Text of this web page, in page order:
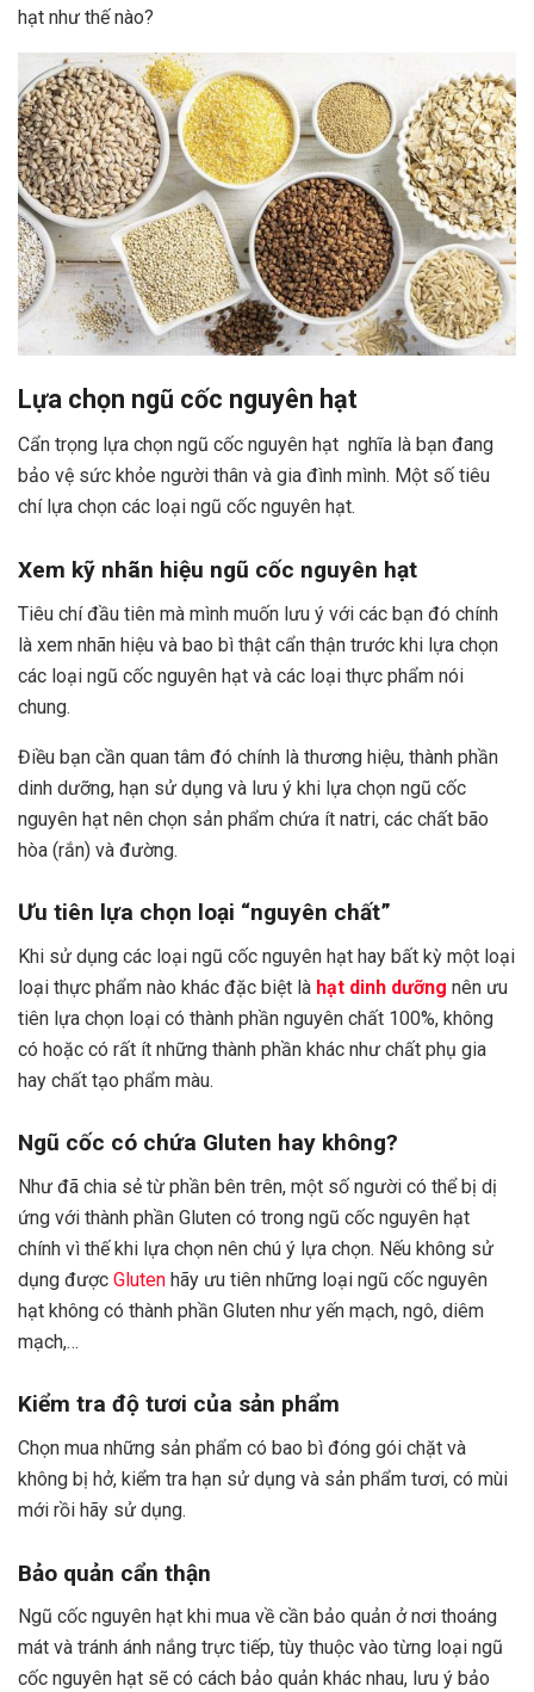
hạt như thế nào?
Lựa chọn ngũ cốc nguyên hạt
Cẩn trọng lựa chọn ngũ cốc nguyên hạt nghĩa là bạn đang
bảo vệ sức khỏe người thân và gia đình mình. Một số tiêu
chí lựa chọn các loại ngũ cốc nguyên hạt.
Xem kỹ nhãn hiệu ngũ cốc nguyên hạt
Tiêu chí đầu tiên mà mình muốn lưu ý với các bạn đó chính
là xem nhãn hiệu và bao bì thật cẩn thận trước khi lựa chọn
các loại ngũ cốc nguyên hạt và các loại thực phẩm nói
chung.
Điều bạn cần quan tâm đó chính là thương hiệu, thành phần
dinh dưỡng, hạn sử dụng và lưu ý khi lựa chọn ngũ cốc
nguyên hạt nên chọn sản phẩm chứa ít natri, các chất bão
hòa (rắn) và đường.
Ưu tiên lựa chọn loại “nguyên chất”
Khi sử dụng các loại ngũ cốc nguyên hạt hay bất kỳ một loại
loại thực phẩm nào khác đặc biệt là hạt dinh dưỡng nên ưu
tiên lựa chọn loại có thành phần nguyên chất 100%, không
có hoặc có rất ít những thành phần khác như chất phụ gia
hay chất tạo phẩm màu.
Ngũ cốc có chứa Gluten hay không?
Như đã chia sẻ từ phần bên trên, một số người có thể bị dị
ứng với thành phần Gluten có trong ngũ cốc nguyên hạt
chính vì thế khi lựa chọn nên chú ý lựa chọn. Nếu không sử
dụng được Gluten hãy ưu tiên những loại ngũ cốc nguyên
hạt không có thành phần Gluten như yến mạch, ngô, diêm
mạch,…
Kiểm tra độ tươi của sản phẩm
Chọn mua những sản phẩm có bao bì đóng gói chặt và
không bị hở, kiểm tra hạn sử dụng và sản phẩm tươi, có mùi
mới rồi hãy sử dụng.
Bảo quản cẩn thận
Ngũ cốc nguyên hạt khi mua về cần bảo quản ở nơi thoáng
mát và tránh ánh nắng trực tiếp, tùy thuộc vào từng loại ngũ
cốc nguyên hạt sẽ có cách bảo quản khác nhau, lưu ý bảo